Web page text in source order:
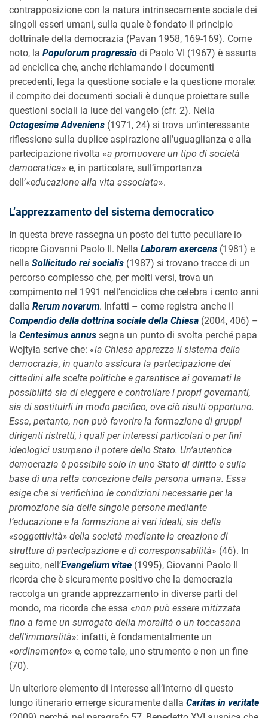
contrapposizione con la natura intrinsecamente sociale dei
singoli esseri umani, sulla quale è fondato il principio
dottrinale della democrazia (Pavan 1958, 169-169). Come
noto, la Populorum progressio di Paolo VI (1967) è assurta
ad enciclica che, anche richiamando i documenti
precedenti, lega la questione sociale e la questione morale:
il compito dei documenti sociali è dunque proiettare sulle
questioni sociali la luce del vangelo (cfr. 2). Nella
Octogesima Adveniens (1971, 24) si trova un’interessante
riflessione sulla duplice aspirazione all’uguaglianza e alla
partecipazione rivolta «a promuovere un tipo di società
democratica» e, in particolare, sull’importanza
dell’«educazione alla vita associata».
L’apprezzamento del sistema democratico
In questa breve rassegna un posto del tutto peculiare lo
ricopre Giovanni Paolo II. Nella Laborem exercens (1981) e
nella Sollicitudo rei socialis (1987) si trovano tracce di un
percorso complesso che, per molti versi, trova un
compimento nel 1991 nell’enciclica che celebra i cento anni
dalla Rerum novarum. Infatti – come registra anche il
Compendio della dottrina sociale della Chiesa (2004, 406) –
la Centesimus annus segna un punto di svolta perché papa
Wojtyła scrive che: «la Chiesa apprezza il sistema della
democrazia, in quanto assicura la partecipazione dei
cittadini alle scelte politiche e garantisce ai governati la
possibilità sia di eleggere e controllare i propri governanti,
sia di sostituirli in modo pacifico, ove ciò risulti opportuno.
Essa, pertanto, non può favorire la formazione di gruppi
dirigenti ristretti, i quali per interessi particolari o per fini
ideologici usurpano il potere dello Stato. Un’autentica
democrazia è possibile solo in uno Stato di diritto e sulla
base di una retta concezione della persona umana. Essa
esige che si verifichino le condizioni necessarie per la
promozione sia delle singole persone mediante
l’educazione e la formazione ai veri ideali, sia della
«soggettività» della società mediante la creazione di
strutture di partecipazione e di corresponsabilità» (46). In
seguito, nell’Evangelium vitae (1995), Giovanni Paolo II
ricorda che è sicuramente positivo che la democrazia
raccolga un grande apprezzamento in diverse parti del
mondo, ma ricorda che essa «non può essere mitizzata
fino a farne un surrogato della moralità o un toccasana
dell’immoralità»: infatti, è fondamentalmente un
«ordinamento» e, come tale, uno strumento e non un fine
(70).
Un ulteriore elemento di interesse all’interno di questo
lungo itinerario emerge sicuramente dalla Caritas in veritate